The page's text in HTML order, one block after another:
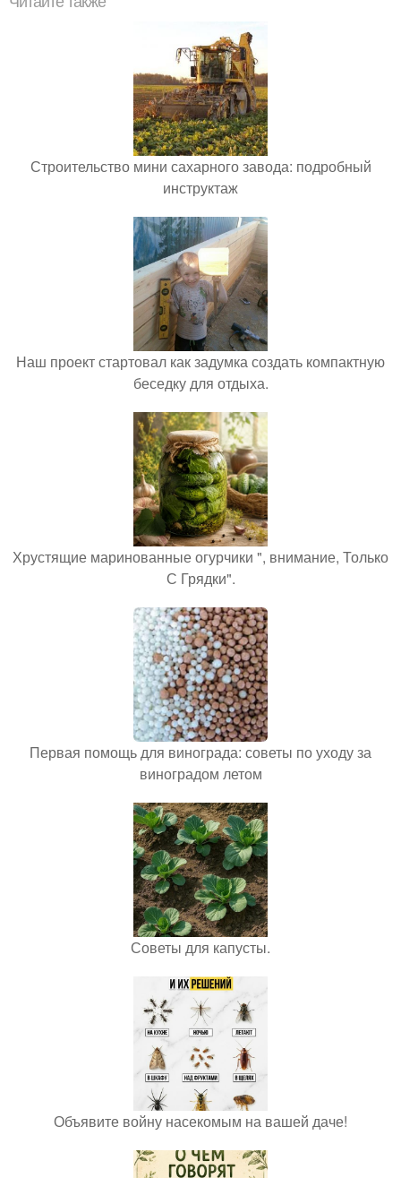
Строительство мини сахарного завода: подробный
инструктаж
Наш проект стартовал как задумка создать компактную
беседку для отдыха.
Хрустящие маринованные огурчики ", внимание, Только
С Грядки".
Первая помощь для винограда: советы по уходу за
виноградом летом
Советы для капусты.
Объявите войну насекомым на вашей даче!